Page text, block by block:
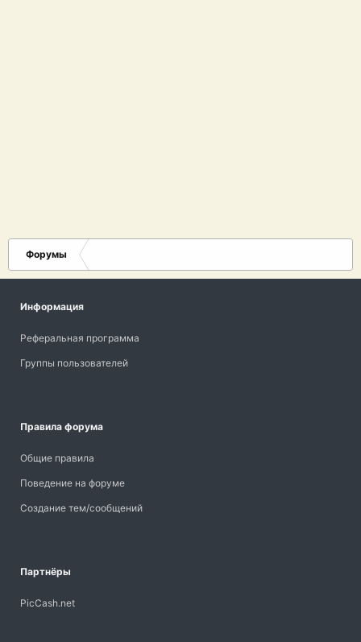
Форумы
Информация
Реферальная программа
Группы пользователей
Правила форума
Общие правила
Поведение на форуме
Создание тем/сообщений
Партнёры
PicCash.net